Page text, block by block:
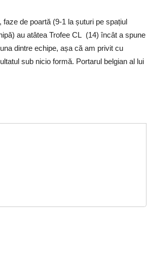
de poartă (9-1 la șuturi pe spațiul
au atâtea Trofee CL (14) încât a spune
dintre echipe, așa că am privit cu
sub nicio formă. Portarul belgian al lui